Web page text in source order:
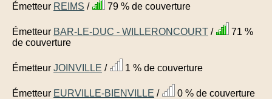
Émetteur REIMS / 79 % de couverture
Émetteur BAR-LE-DUC - WILLERONCOURT /
71 %
de couverture
Émetteur JOINVILLE / 1 % de couverture
Émetteur EURVILLE-BIENVILLE /
0 % de couverture